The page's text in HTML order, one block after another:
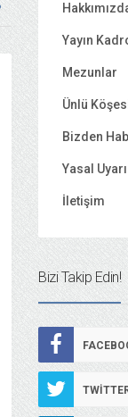
Yayın
Mezunlar
Ünlü
Bizden
Yasal Uyarı
İletişim
Bizi Takip Edin!